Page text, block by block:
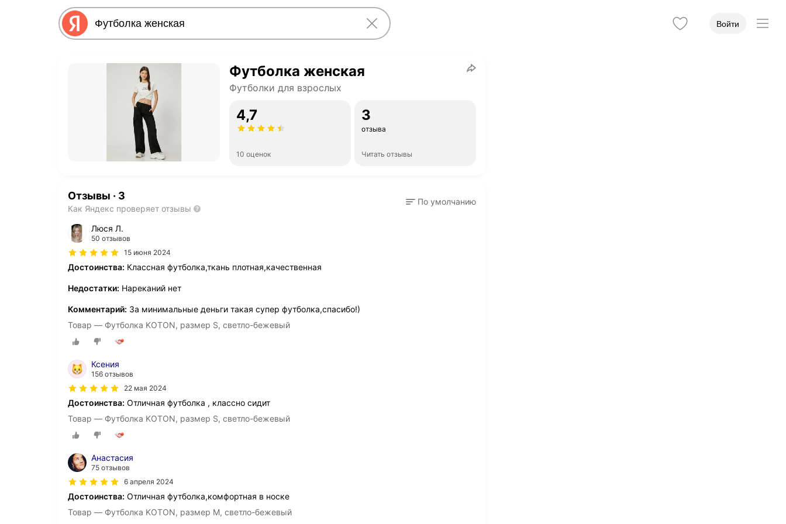
Войти
Футболка женская
Футболки для взрослых
4,7
10 оценок
3
отзыва
Читать отзывы
Отзывы · 3
Как Яндекс проверяет отзывы
По умолчанию
Люся Л.
50 отзывов
15 июня 2024
Достоинства: Классная футболка,ткань плотная,качественная
Недостатки: Нареканий нет
Комментарий: За минимальные деньги такая супер футболка,спасибо!)
Товар — Футболка KOTON, размер S, светло-бежевый
Ксения
156 отзывов
22 мая 2024
Достоинства: Отличная футболка , классно сидит
Товар — Футболка KOTON, размер S, светло-бежевый
Анастасия
75 отзывов
6 апреля 2024
Достоинства: Отличная футболка,комфортная в носке
Товар — Футболка KOTON, размер M, светло-бежевый